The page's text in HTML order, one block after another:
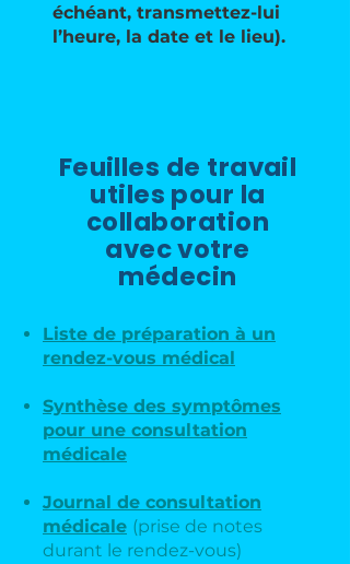
échéant, transmettez-lui
l’heure, la date et le lieu).
Feuilles de travail
utiles pour la
collaboration
avec votre
médecin
​Liste de préparation à un
rendez-vous médical
Synthèse des symptômes
pour une consultation
médicale
Journal de consultation
médicale (prise de notes
durant le rendez-vous)